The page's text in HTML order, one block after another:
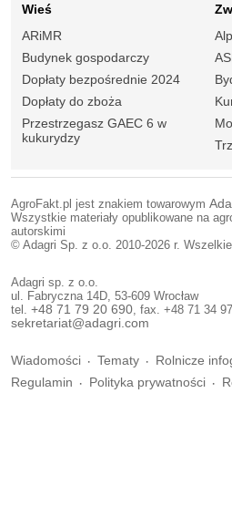
Wieś
ARiMR
Budynek gospodarczy
Dopłaty bezpośrednie 2024
Dopłaty do zboża
Przestrzegasz GAEC 6 w
kukurydzy
AgroFakt.pl jest znakiem towarowym
Wszystkie materiały opublikowane na
autorskimi
© Adagri Sp. z o.o. 2010-2026 r.
Adagri sp. z o.o.
ul. Fabryczna 14D, 53-609 Wrocław
tel. +48 71 79 20 690 , fax. +48 71 34
sekretariat@adagri.com
Wiadomości Tematy Rolnicze
Regulamin
Polityka prywatności